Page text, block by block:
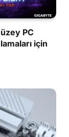
PC
için